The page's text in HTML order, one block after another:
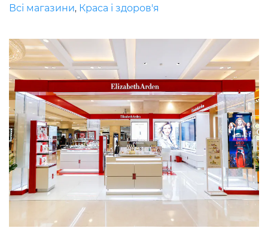
Всі магазини, Краса і здоров'я